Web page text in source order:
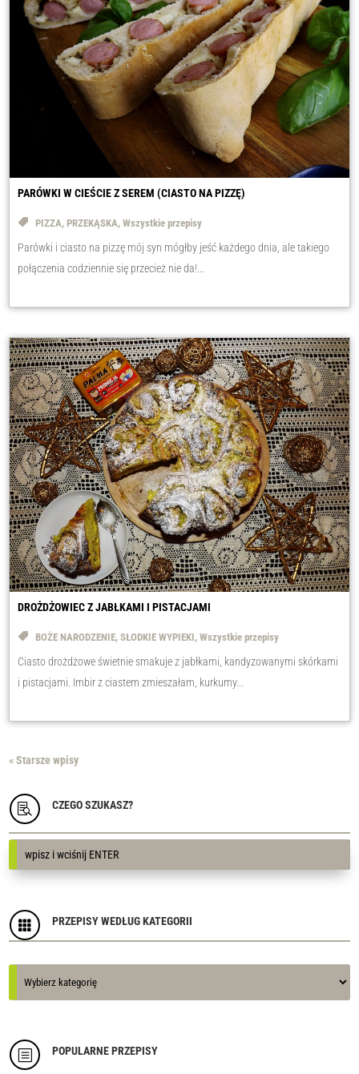
PARÓWKI W CIEŚCIE Z SEREM (CIASTO NA PIZZĘ)
PIZZA,PRZEKĄSKA,Wszystkie przepisy
Parówki i ciasto na pizzę mój syn mógłby jeść każdego dnia, ale takiego
połączenia codziennie się przecież nie da!...
DROŻDŻOWIEC Z JABŁKAMI I PISTACJAMI
BOŻE NARODZENIE,SŁODKIE WYPIEKI,Wszystkie przepisy
Ciasto drożdżowe świetnie smakuje z jabłkami, kandyzowanymi skórkami
i pistacjami. Imbir z ciastem zmieszałam, kurkumy...
« Starsze wpisy
 CZEGO SZUKASZ?
 PRZEPISY WEDŁUG KATEGORII
b POPULARNE PRZEPISY